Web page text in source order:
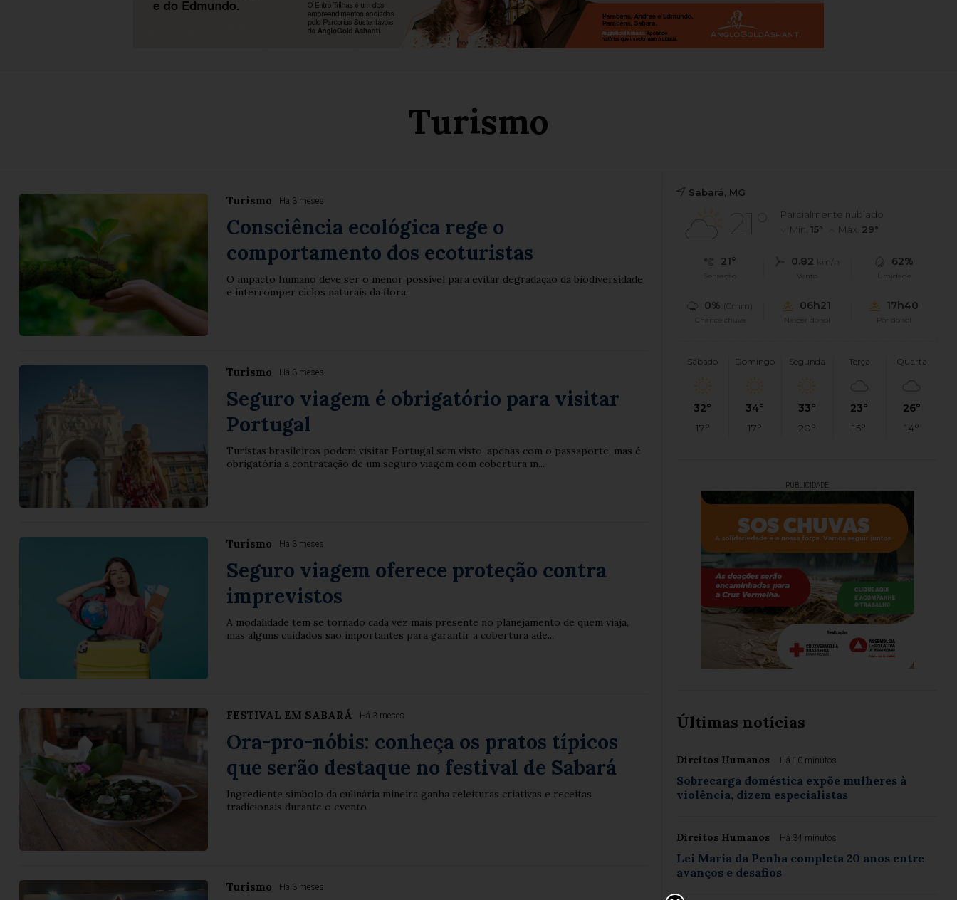
Turismo
Turismo Há 3 meses
Consciência ecológica rege o
comportamento dos ecoturistas
O impacto humano deve ser o menor possível para evitar degradação da biodiversidade
e interromper ciclos naturais da flora.
Turismo Há 3 meses
Seguro viagem é obrigatório para visitar
Portugal
Turistas brasileiros podem visitar Portugal sem visto, apenas com o passaporte, mas é
obrigatória a contratação de um seguro viagem com cobertura m...
Turismo Há 3 meses
Seguro viagem oferece proteção contra
imprevistos
A modalidade tem se tornado cada vez mais presente no planejamento de quem viaja,
mas alguns cuidados são importantes para garantir a cobertura ade...
FESTIVAL EM SABARÁ Há 3 meses
Ora-pro-nóbis: conheça os pratos típicos
que serão destaque no festival de Sabará
Ingrediente símbolo da culinária mineira ganha releituras criativas e receitas
tradicionais durante o evento
Turismo Há 3 meses
Sabará, MG
21°
Parcialmente nublado
Mín. 15° Máx. 29°
21°
Sensação
0.82 km/h
Vento
62%
Umidade
0% (0mm)
Chance chuva
06h21
Nascer do sol
17h40
Pôr do sol
Sábado
32°
17°
Domingo
34°
17°
Segunda
33°
20°
Terça
23°
15°
Quarta
26°
14°
PUBLICIDADE
Últimas notícias
Direitos Humanos Há 10 minutos
Sobrecarga doméstica expõe mulheres à
violência, dizem especialistas
Direitos Humanos Há 34 minutos
Lei Maria da Penha completa 20 anos entre
avanços e desafios